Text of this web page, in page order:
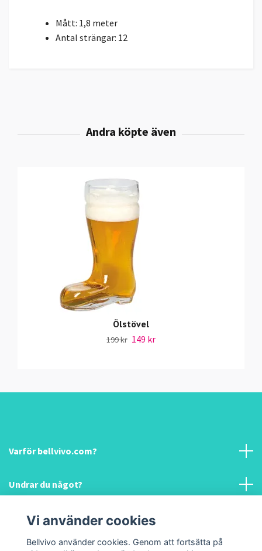
Mått: 1,8 meter
Antal strängar: 12
Ölstövel
199 kr 149 kr
Varför bellvivo.com?
Undrar du något?
Information & hjälp!
Vi använder cookies
Bellvivo använder cookies. Genom att fortsätta på